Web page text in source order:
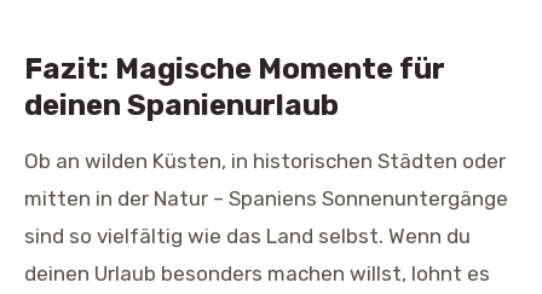
Fazit: Magische Momente für
deinen Spanienurlaub
Ob an wilden Küsten, in historischen Städten oder
mitten in der Natur – Spaniens Sonnenuntergänge
sind so vielfältig wie das Land selbst. Wenn du
deinen Urlaub besonders machen willst, lohnt es